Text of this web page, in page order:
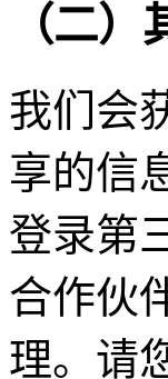
（二
我们会
享的信
登录第
合作伙
理。请